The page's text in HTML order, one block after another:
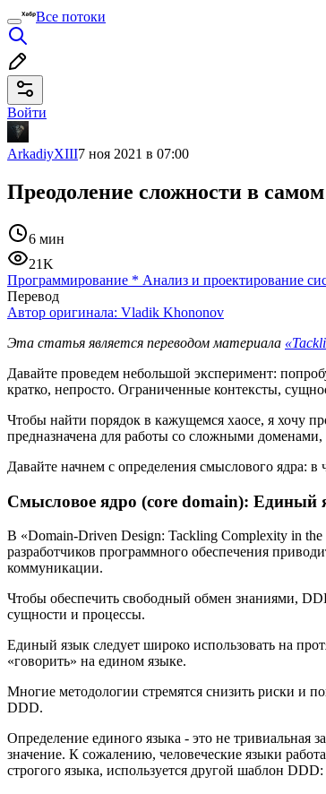
Все потоки
Войти
ArkadiyXIII7 ноя 2021 в 07:00
Преодоление сложности в
6 мин
21K
Программирование * Анализ и проектирование
Перевод
Автор оригинала: Vladik Khononov
Эта статья является переводом материала
Давайте проведем небольшой эксперимент:
кратко, непросто. Ограниченные контексты,
Чтобы найти порядок в кажущемся хаосе, я хочу
предназначена для работы со сложными доменами,
Давайте начнем с определения смыслового ядра:
Смысловое ядро (core domain): Единый
В «Domain-Driven Design: Tackling Complexity in
разработчиков программного обеспечения
коммуникации.
Чтобы обеспечить свободный обмен знаниями,
сущности и процессы.
Единый язык следует широко использовать на
«говорить» на едином языке.
Многие методологии стремятся снизить риски и
DDD.
Определение единого языка - это не тривиальная
значение. К сожалению, человеческие языки
строгого языка, используется другой шаблон